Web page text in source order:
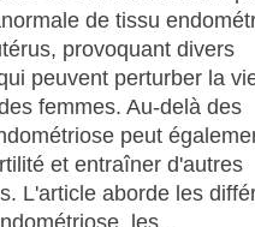
de tissu
provoquant divers
peuvent perturber la
femmes. Au-delà des
peut
et entraîner d'autres
L'article aborde les
les...